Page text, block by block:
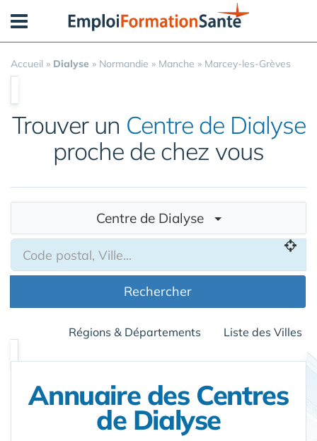
Accueil » Dialyse » Normandie » Manche » Marcey-les-Grèves
Trouver un Centre de Dialyse
proche de chez vous
Centre de Dialyse
Rechercher
Régions & Départements Liste des Villes
Annuaire des Centres
de Dialyse